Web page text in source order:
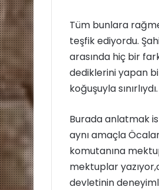
Tüm bunlara
teşfik ediyordu.
arasında hiç bir
dediklerini yapan
koğuşuyla sınırlıydı.
Burada anlatmak
aynı amaçla
komutanına
mektuplar
devletinin